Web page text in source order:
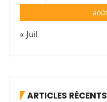
« Juil
ARTICLES RÉCENTS